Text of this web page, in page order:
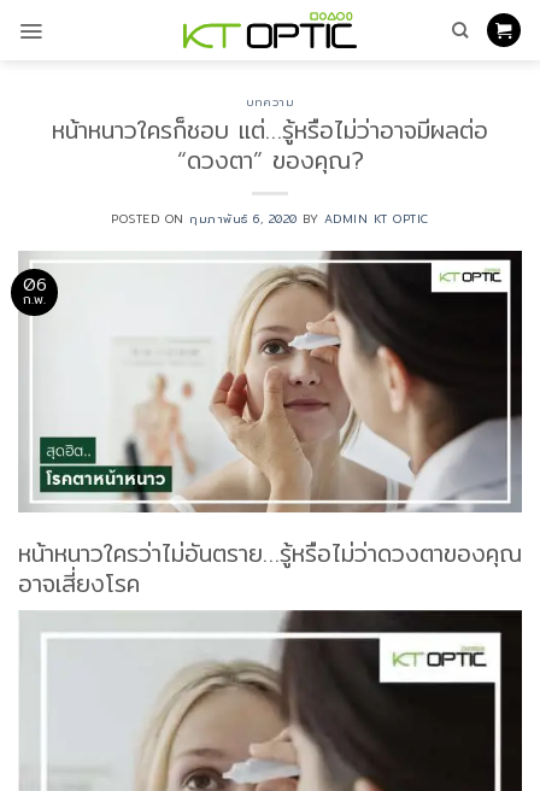
บทความ
หน้าหนาวใครก็ชอบ แต่…รู้หรือไม่ว่าอาจมีผลต่อ
“ดวงตา” ของคุณ?
POSTED ONกุมภาพันธ์ 6, 2020 BY ADMIN KT OPTIC
06
ก.พ.
หน้าหนาวใครว่าไม่อันตราย…รู้หรือไม่ว่าดวงตาของคุณ
อาจเสี่ยงโรค